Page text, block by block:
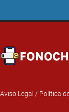
Aviso Legal / Política